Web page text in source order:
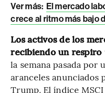
Ver más: El mercado
crece al ritmo más bajo
Los activos de los
recibiendo un respiro
la semana pasada por
aranceles anunciados
Trump. El índice